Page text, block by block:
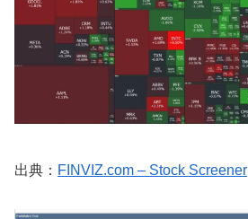
出典： FINVIZ.com – Stock Screener